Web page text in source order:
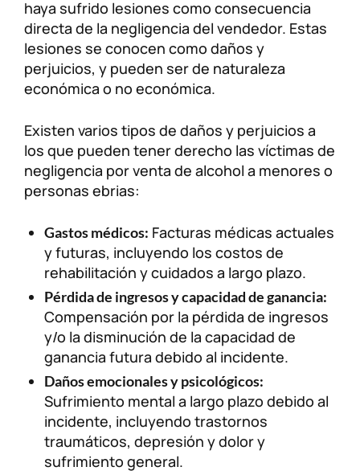
haya sufrido lesiones como consecuencia
directa de la negligencia del vendedor. Estas
lesiones se conocen como daños y
perjuicios, y pueden ser de naturaleza
económica o no económica.
Existen varios tipos de daños y perjuicios a
los que pueden tener derecho las víctimas de
negligencia por venta de alcohol a menores o
personas ebrias:
Gastos médicos: Facturas médicas actuales
y futuras, incluyendo los costos de
rehabilitación y cuidados a largo plazo.
Pérdida de ingresos y capacidad de ganancia:
Compensación por la pérdida de ingresos
y/o la disminución de la capacidad de
ganancia futura debido al incidente.
Daños emocionales y psicológicos:
Sufrimiento mental a largo plazo debido al
incidente, incluyendo trastornos
traumáticos, depresión y dolor y
sufrimiento general.